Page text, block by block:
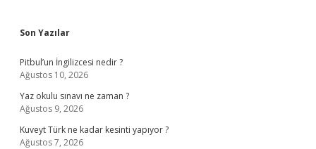
Sidebar
Son Yazılar
Pitbul’un İngilizcesi nedir ?
Ağustos 10, 2026
Yaz okulu sınavı ne zaman ?
Ağustos 9, 2026
Kuveyt Türk ne kadar kesinti yapıyor ?
Ağustos 7, 2026